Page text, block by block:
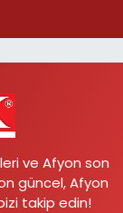
ve Afyon son
güncel, Afyon
takip edin!